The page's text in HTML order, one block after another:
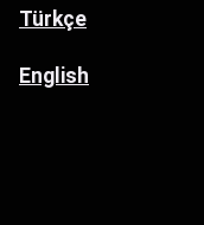
Türkçe
English